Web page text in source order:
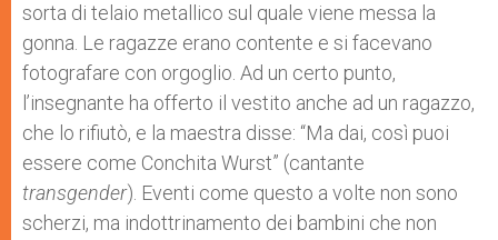
sorta di telaio metallico sul quale viene messa la
gonna. Le ragazze erano contente e si facevano
fotografare con orgoglio. Ad un certo punto,
l’insegnante ha offerto il vestito anche ad un ragazzo,
che lo rifiutò, e la maestra disse: “Ma dai, così puoi
essere come Conchita Wurst” (cantante
transgender). Eventi come questo a volte non sono
scherzi, ma indottrinamento dei bambini che non